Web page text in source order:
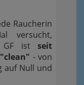
Raucherin
versucht,
GF ist seit
- von
auf Null und